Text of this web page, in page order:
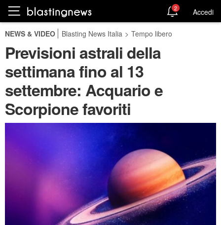
2 Accedi
NEWS & VIDEO Blasting News Italia > Tempo libero
Previsioni astrali della
settimana fino al 13
settembre: Acquario e
Scorpione favoriti